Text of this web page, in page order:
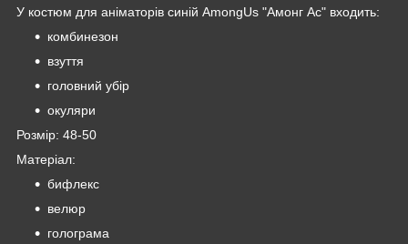
У костюм для аніматорів синій AmongUs "Амонг Ас" входить:
комбинезон
взуття
головний убір
окуляри
Розмір: 48-50
Матеріал:
бифлекс
велюр
голограма